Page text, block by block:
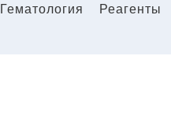
Гематология Реагенты